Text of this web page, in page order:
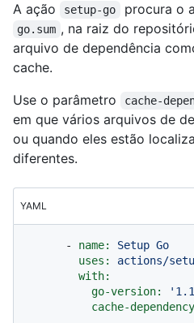
A ação
setup-go procura o
go.sum , na raiz do
arquivo de dependência
cache.
Use o parâmetro
cache-
em que vários arquivos de
ou quando eles estão
diferentes.
YAML
- name: Setup Go
uses:
actions/
with:
go-version:
cache-